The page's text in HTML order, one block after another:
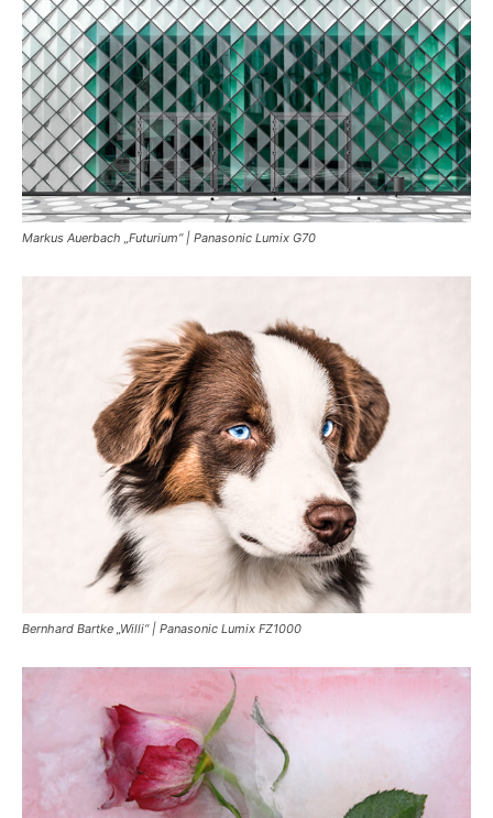
Markus Auerbach „Futurium“ | Panasonic Lumix G70
Bernhard Bartke „Willi“ | Panasonic Lumix FZ1000